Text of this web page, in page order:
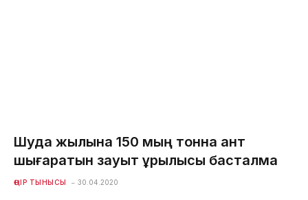
Шуда жылына 150 мың тонна қант
шығаратын зауыт құрылысы басталмақ
ӨҢІР ТЫНЫСЫ 30.04.2020